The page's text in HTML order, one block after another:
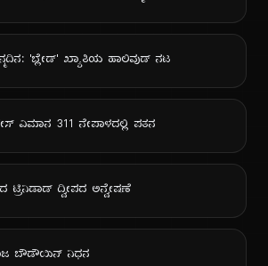
'ಬ್ಲೇಡ್' ಖ್ಯಾತಿಯ ಹಾಲಿವುಡ್ ನಟ
ವಿಮಾನ 311 ನೇಪಾಳದಲ್ಲಿ ಪತನ
ಟ್ರಿನಿಡಾಡ್ ದ್ವೀಪದ ಅನ್ವೇಷಣೆ
ಬೌಡೌಯಿನ್ ನಿಧನ